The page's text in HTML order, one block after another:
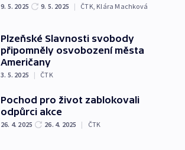
9. 5. 2025 9. 5. 2025 | ČTK, Klára Machková
Plzeňské Slavnosti svobody
připomněly osvobození města
Američany
3. 5. 2025 | ČTK
Pochod pro život zablokovali
odpůrci akce
26. 4. 2025 26. 4. 2025 | ČTK